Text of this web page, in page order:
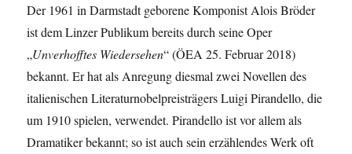
Der 1961 in Darmstadt geborene Komponist Alois Bröder
ist dem Linzer Publikum bereits durch seine Oper
„Unverhofftes Wiedersehen“ (ÖEA 25. Februar 2018)
bekannt. Er hat als Anregung diesmal zwei Novellen des
italienischen Literaturnobelpreisträgers Luigi Pirandello, die
um 1910 spielen, verwendet. Pirandello ist vor allem als
Dramatiker bekannt; so ist auch sein erzählendes Werk oft